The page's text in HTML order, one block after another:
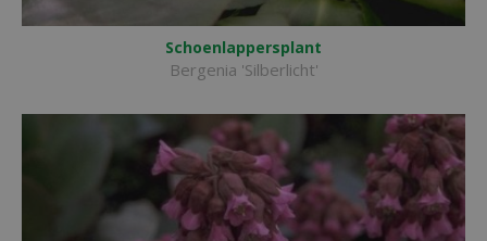
Schoenlappersplant
Bergenia 'Silberlicht'